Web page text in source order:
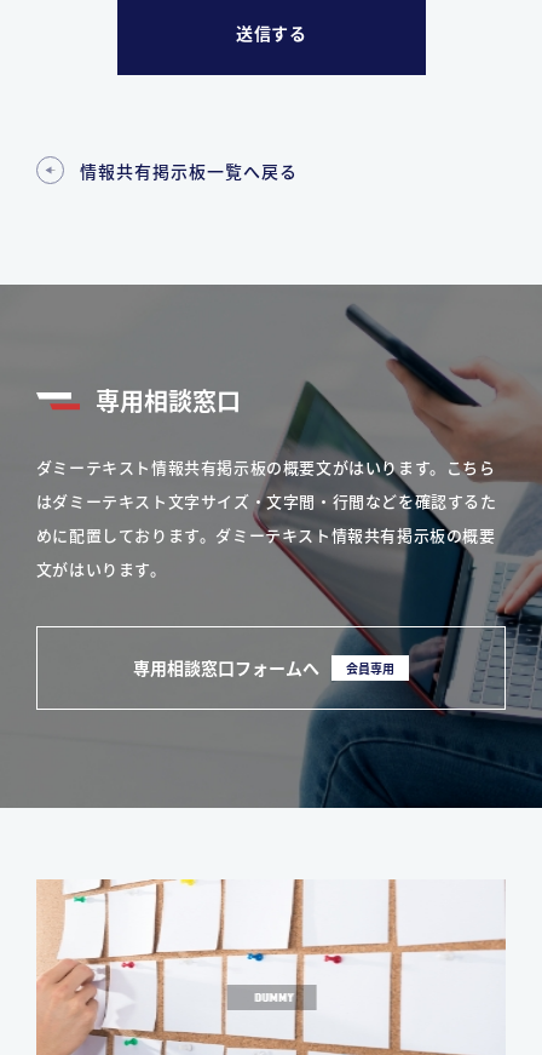
情報共有掲示板一覧へ戻る
専用相談窓口
ダミーテキスト情報共有掲示板の概要文がはいります。こちら
はダミーテキスト文字サイズ・文字間・行間などを確認するた
めに配置しております。ダミーテキスト情報共有掲示板の概要
文がはいります。
専用相談窓口フォームへ 会員専用